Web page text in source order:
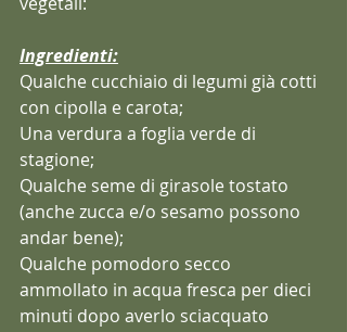
Ingredienti:
Qualche cucchiaio di legumi già cotti
con cipolla e carota;
Una verdura a foglia verde di
stagione;
Qualche seme di girasole tostato
(anche zucca e/o sesamo possono
andar bene);
Qualche pomodoro secco
ammollato in acqua fresca per dieci
minuti dopo averlo sciacquato